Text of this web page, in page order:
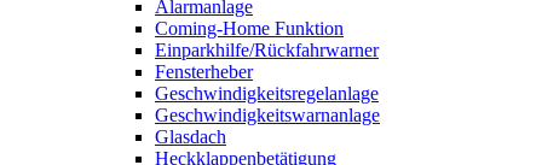
Alarmanlage
Coming-Home Funktion
Einparkhilfe/Rückfahrwarner
Fensterheber
Geschwindigkeitsregelanlage
Geschwindigkeitswarnanlage
Glasdach
Heckklappenbetätigung